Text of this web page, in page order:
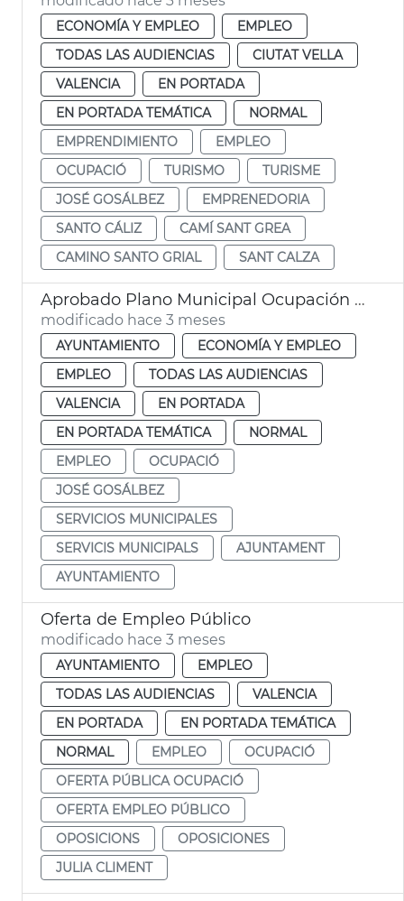
ECONOMÍA Y EMPLEO
EMPLEO
TODAS LAS AUDIENCIAS
CIUTAT VELLA
VALENCIA
EN PORTADA
EN PORTADA TEMÁTICA
NORMAL
EMPRENDIMIENTO
EMPLEO
OCUPACIÓ
TURISMO
TURISME
JOSÉ GOSÁLBEZ
EMPRENEDORIA
SANTO CÁLIZ
CAMÍ SANT GREA
CAMINO SANTO GRIAL
SANT CALZA
Aprobado Plano Municipal Ocupación València con 219 contratos
modificado hace 3 meses
AYUNTAMIENTO
ECONOMÍA Y EMPLEO
EMPLEO
TODAS LAS AUDIENCIAS
VALENCIA
EN PORTADA
EN PORTADA TEMÁTICA
NORMAL
EMPLEO
OCUPACIÓ
JOSÉ GOSÁLBEZ
SERVICIOS MUNICIPALES
SERVICIS MUNICIPALS
AJUNTAMENT
AYUNTAMIENTO
Oferta de Empleo Público
modificado hace 3 meses
AYUNTAMIENTO
EMPLEO
TODAS LAS AUDIENCIAS
VALENCIA
EN PORTADA
EN PORTADA TEMÁTICA
NORMAL
EMPLEO
OCUPACIÓ
OFERTA PÚBLICA OCUPACIÓ
OFERTA EMPLEO PÚBLICO
OPOSICIONS
OPOSICIONES
JULIA CLIMENT